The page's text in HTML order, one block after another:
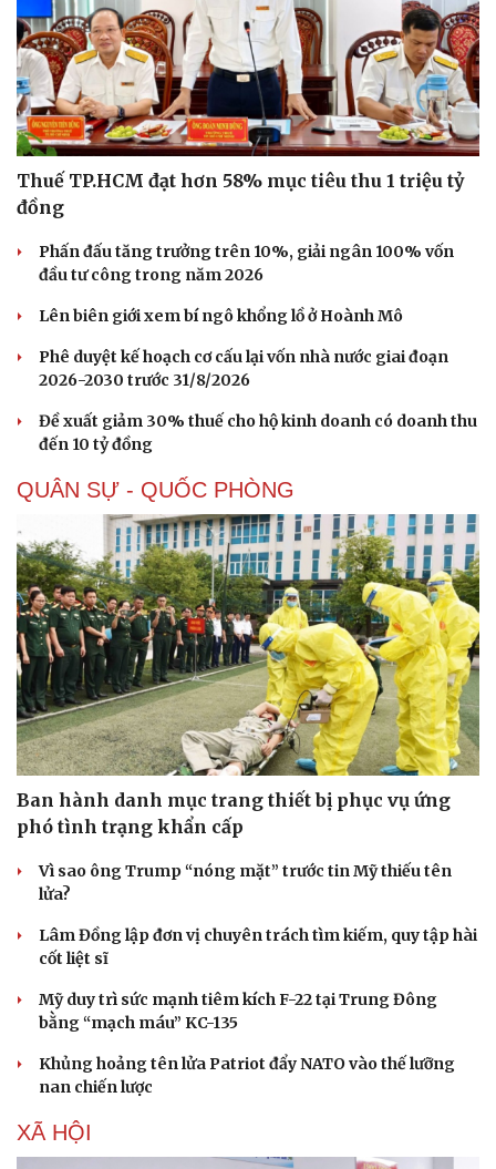
Thuế TP.HCM đạt hơn 58% mục tiêu thu 1 triệu tỷ
đồng
Phấn đấu tăng trưởng trên 10%, giải ngân 100% vốn
đầu tư công trong năm 2026
Lên biên giới xem bí ngô khổng lồ ở Hoành Mô
Phê duyệt kế hoạch cơ cấu lại vốn nhà nước giai đoạn
2026-2030 trước 31/8/2026
Đề xuất giảm 30% thuế cho hộ kinh doanh có doanh thu
đến 10 tỷ đồng
QUÂN SỰ - QUỐC PHÒNG
Ban hành danh mục trang thiết bị phục vụ ứng
phó tình trạng khẩn cấp
Vì sao ông Trump “nóng mặt” trước tin Mỹ thiếu tên
lửa?
Lâm Đồng lập đơn vị chuyên trách tìm kiếm, quy tập hài
cốt liệt sĩ
Mỹ duy trì sức mạnh tiêm kích F-22 tại Trung Đông
bằng “mạch máu” KC-135
Khủng hoảng tên lửa Patriot đẩy NATO vào thế lưỡng
nan chiến lược
XÃ HỘI